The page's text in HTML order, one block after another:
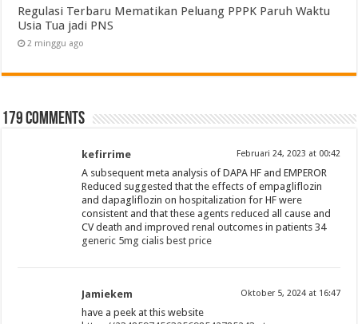
Regulasi Terbaru Mematikan Peluang PPPK Paruh Waktu
Usia Tua jadi PNS
2 minggu ago
179 comments
kefirrime Februari 24, 2023 at 00:42
A subsequent meta analysis of DAPA HF and EMPEROR
Reduced suggested that the effects of empagliflozin
and dapagliflozin on hospitalization for HF were
consistent and that these agents reduced all cause and
CV death and improved renal outcomes in patients 34
generic 5mg cialis best price
Jamiekem Oktober 5, 2024 at 16:47
have a peek at this website